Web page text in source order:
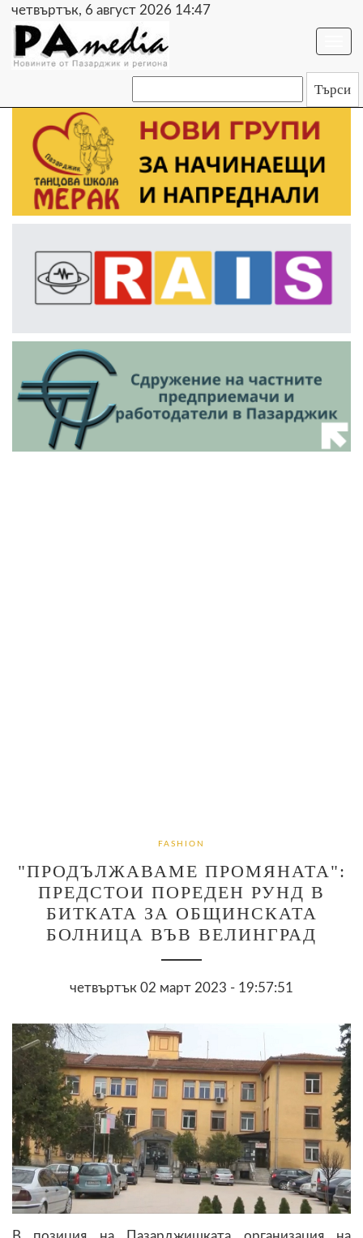
четвъртък, 6 август 2026 14:47
FASHION
"ПРОДЪЛЖАВАМЕ ПРОМЯНАТА":
ПРЕДСТОИ ПОРЕДЕН РУНД В
БИТКАТА ЗА ОБЩИНСКАТА
БОЛНИЦА ВЪВ ВЕЛИНГРАД
четвъртък 02 март 2023 - 19:57:51